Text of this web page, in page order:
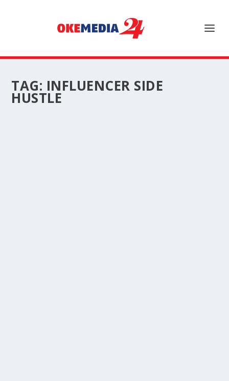
TAG: INFLUENCER SIDE
HUSTLE